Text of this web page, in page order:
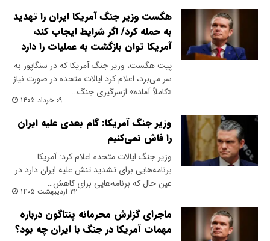
هگست وزیر جنگ آمریکا ایران را تهدید
به حمله کرد/ اگر شرایط ایجاب کند،
آمریکا توان بازگشت به عملیات را دارد
پیت هگست، وزیر جنگ آمریکا که در سنگاپور به
سر می‌برد، اعلام کرد ایالات متحده در صورت نیاز
«کاملاً آماده» ازسرگیری جنگ…
۰۹ خرداد ۱۴۰۵
وزیر جنگ آمریکا: گام بعدی علیه ایران
را فاش نمی‌کنیم
وزیر جنگ ایالات متحده اعلام کرد: آمریکا
برنامه‌هایی برای تشدید تنش علیه ایران دارد در
عین حال که برنامه‌هایی برای کاهش…
۲۲ اردیبهشت ۱۴۰۵
ماجرای گزارش محرمانه پنتاگون درباره
مهمات آمریکا در جنگ با ایران چه بود؟